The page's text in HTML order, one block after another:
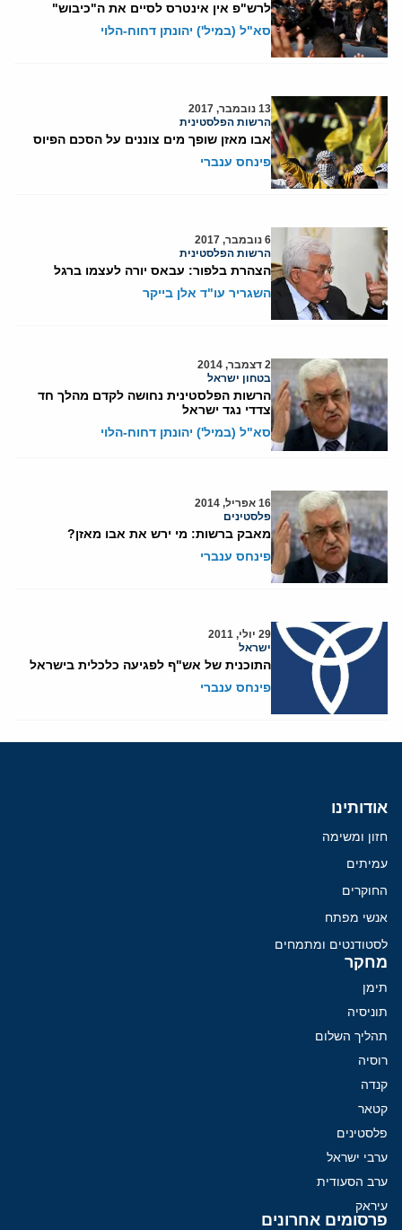
לרש"פ אין אינטרס לסיים את ה"כיבוש"
סא"ל (במיל') יהונתן דחוח-הלוי
13 נובמבר, 2017
הרשות הפלסטינית
אבו מאזן שופך מים צוננים על הסכם הפיוס
פינחס ענברי
6 נובמבר, 2017
הרשות הפלסטינית
הצהרת בלפור: עבאס יורה לעצמו ברגל
השגריר עו"ד אלן בייקר
2 דצמבר, 2014
בטחון ישראל
הרשות הפלסטינית נחושה לקדם מהלך חד
צדדי נגד ישראל
סא"ל (במיל') יהונתן דחוח-הלוי
16 אפריל, 2014
פלסטינים
מאבק ברשות: מי ירש את אבו מאזן?
פינחס ענברי
29 יולי, 2011
ישראל
התוכנית של אש"ף לפגיעה כלכלית בישראל
פינחס ענברי
אודותינו
חזון ומשימה
עמיתים
החוקרים
אנשי מפתח
לסטודנטים ומתמחים
מחקר
תימן
תוניסיה
תהליך השלום
רוסיה
קנדה
קטאר
פלסטינים
ערבי ישראל
ערב הסעודית
עיראק
פרסומים אחרונים